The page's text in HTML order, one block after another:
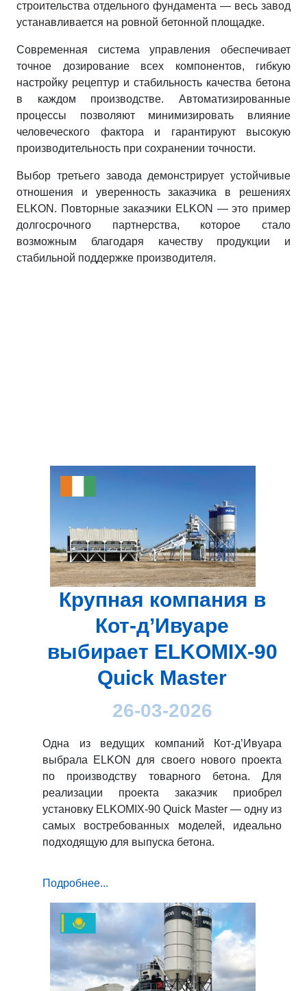
строительства отдельного фундамента — весь завод
устанавливается на ровной бетонной площадке.
Современная система управления обеспечивает
точное дозирование всех компонентов, гибкую
настройку рецептур и стабильность качества бетона
в каждом производстве. Автоматизированные
процессы позволяют минимизировать влияние
человеческого фактора и гарантируют высокую
производительность при сохранении точности.
Выбор третьего завода демонстрирует устойчивые
отношения и уверенность заказчика в решениях
ELKON. Повторные заказчики ELKON — это пример
долгосрочного партнерства, которое стало
возможным благодаря качеству продукции и
стабильной поддержке производителя.
Крупная компания в
Кот-д’Ивуаре
выбирает ELKOMIX-90
Quick Master
26-03-2026
Одна из ведущих компаний Кот-д’Ивуара
выбрала ELKON для своего нового проекта
по производству товарного бетона. Для
реализации проекта заказчик приобрел
установку ELKOMIX-90 Quick Master — одну из
самых востребованных моделей, идеально
подходящую для выпуска бетона.
Подробнее...